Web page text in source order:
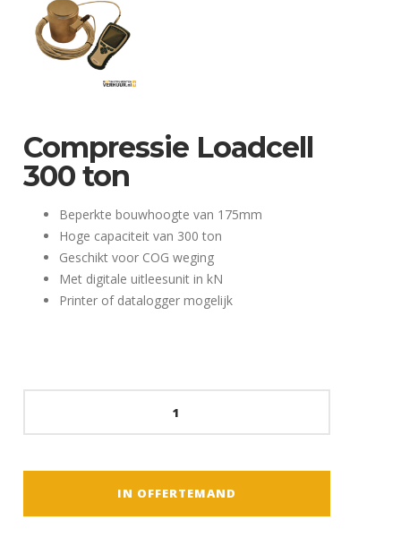
Compressie Loadcell
300 ton
Beperkte bouwhoogte van 175mm
Hoge capaciteit van 300 ton
Geschikt voor COG weging
Met digitale uitleesunit in kN
Printer of datalogger mogelijk
IN OFFERTEMAND